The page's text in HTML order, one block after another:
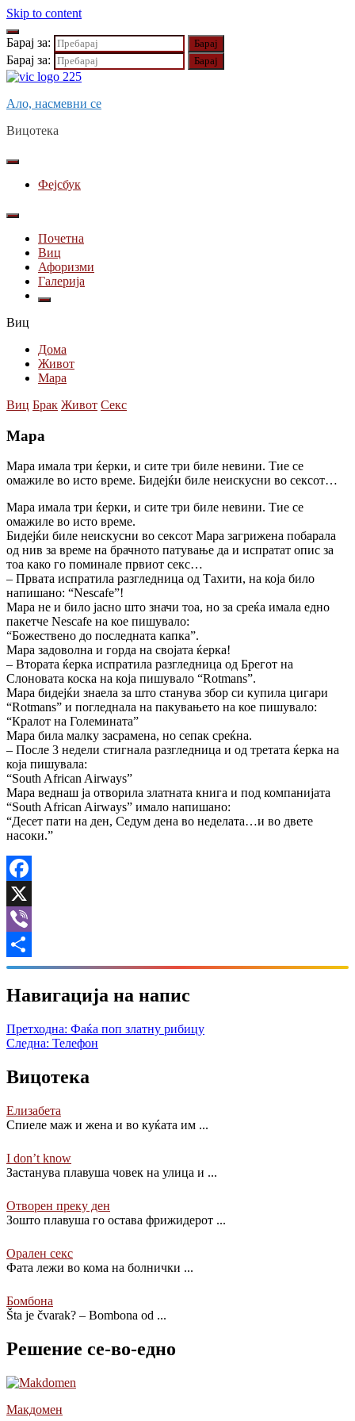
Skip to content
Барај за:
Барај за:
Ало, насмевни се
Вицотека
Фејсбук
Почетна
Виц
Афоризми
Галерија
Виц
Дома
Живот
Мара
Виц Брак Живот Секс
Мара
Мара имала три ќерки, и сите три биле невини. Тие се
омажиле во исто време. Бидејќи биле неискусни во сексот…
Мара имала три ќерки, и сите три биле невини. Тие се
омажиле во исто време.
Бидејќи биле неискусни во сексот Мара загрижена побарала
од нив за време на брачното патување да и испратат опис за
тоа како го поминале првиот секс…
– Првата испратила разгледница од Тахити, на која било
напишано: “Nescafe”!
Мара не и било јасно што значи тоа, но за среќа имала едно
пакетче Nescafe на кое пишувало:
“Божественo до последната капка”.
Мара задоволна и горда на својата ќерка!
– Втората ќерка испратила разгледница од Брегот на
Слоновата коска на која пишувало “Rotmans”.
Мара бидејќи знаела за што станува збор си купила цигари
“Rotmans” и погледнала на пакувањето на кое пишувало:
“Кралот на Големината”
Мара била малку засрамена, но сепак среќна.
– После 3 недели стигнала разгледница и од третата ќерка на
која пишувала:
“South African Airways”
Марa веднаш ја отворила златната книга и под компанијата
“South African Airways” имало напишано:
“Десет пати на ден, Седум дена во неделата…и во двете
насоки.”
Facebook
X
Viber
Share
Навигација на напис
Претходна: Фаќа поп златну рибицу
Следна: Телефон
Вицотека
Елизабета
Спиеле маж и жена и во куќата им ...
I don’t know
Застанува плавуша човек на улица и ...
Отворен преку ден
Зошто плавуша го остава фрижидерот ...
Орален секс
Фата лежи во кома на болнички ...
Бомбона
Šta je čvarak? – Bombona od ...
Решение се-во-едно
Макдомен